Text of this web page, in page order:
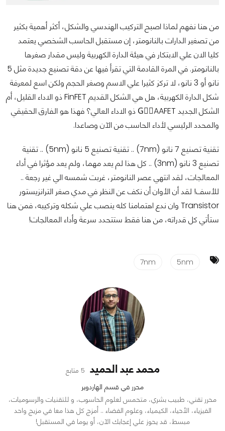
من هنا نفهم لماذا اصبح التركيب الهندسي والشكل، أكثر أهمية بكثير
من تصغير الدارات بالنانومتر، إن مستقبل الحاسب الشخصي يعتمد
كليا الان علي الابتكار في هيئة الدارة الكهربية وليس مقدار صغرها
بالنانومتر. في المرة القادمة التي تقرأ فيها عن دقة تصنيع جديدة مثل 5
نانو أو 3 نانو، لا تركز كثيرا علي الاسم وصغر الحجم ولكن اسع لمعرفة
شكل الدارة الكهربية، هل هي الشكل القديم FinFET ذو الاداء القليل، أم
الشكل الجديد GِِAAFET ذو الاداء العالي؟ فهذا هو الفارق الحقيقي
والمحدد الرئيسي لأداء الحاسب من الآن وصاعدا.
تقنية تصنيع 7 نانو (7nm) .. تقنية تصنيع 5 نانو (5nm) .. تقنية
تصنيع 3 نانو (3nm) .. كل هذا لم يعد مهما، ولم يعد مؤثرا في أداء
المعالجات، لقد انتهي عصر النانومتر، غربت شمسه الي غير رجعة ..
للأسف! لقد أن الأوان أن نكف عن النظر في مدي صغر الترانزيستور
Transistor وان ندع اهتمامنا كله ينصب علي شكله وتركيبه، فمن هنا
ستأتي كل قدراته، من هنا فقط ستتحدد سرعة وأداء المعالجات!
5nm
7nm
محمد عبد الحميد 5 متابع
محرر في قسم الهاردوير
محرر تقني، طبيب بشري، متحمس لعلوم الحاسوب، و للتقنيات والرسوميات،
الفيزياء، الأحياء، الكيمياء، وعلوم الفضاء .. أمزج كل هذا معا في مزيج واحد
مبسط، قد يحوز علي إعجابك الآن، أو يوما في المستقبل!